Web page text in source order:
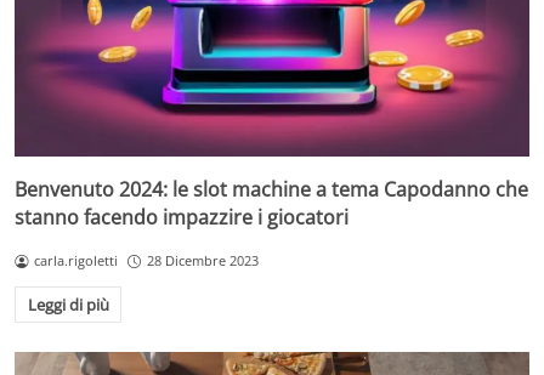
Benvenuto 2024: le slot machine a tema Capodanno che
stanno facendo impazzire i giocatori
carla.rigoletti 28 Dicembre 2023
Leggi di più